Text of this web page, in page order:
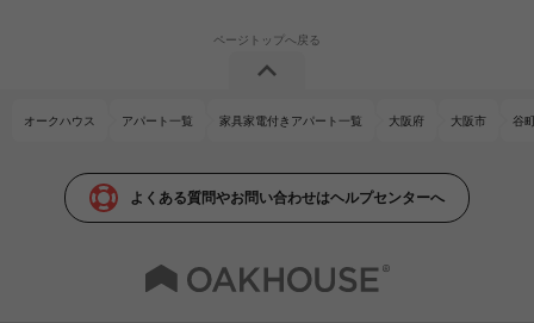
オークハウス アパート一覧 家具家電付きアパート一覧 大阪府 大阪市 谷
よくある質問やお問い合わせはヘルプセンターへ